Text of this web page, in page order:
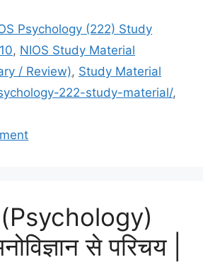
Psychology (222) Study
, NIOS Study Material
/ Review), Study Material
222-study-material/,
(Psychology)
से परिचय |